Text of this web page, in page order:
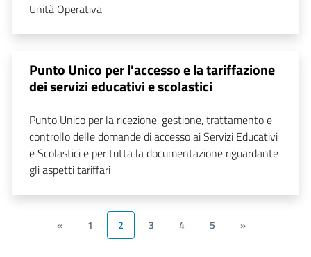
Unità Operativa
Punto Unico per l'accesso e la tariffazione
dei servizi educativi e scolastici
Punto Unico per la ricezione, gestione, trattamento e
controllo delle domande di accesso ai Servizi Educativi
e Scolastici e per tutta la documentazione riguardante
gli aspetti tariffari
« 1 2 3 4 5 »